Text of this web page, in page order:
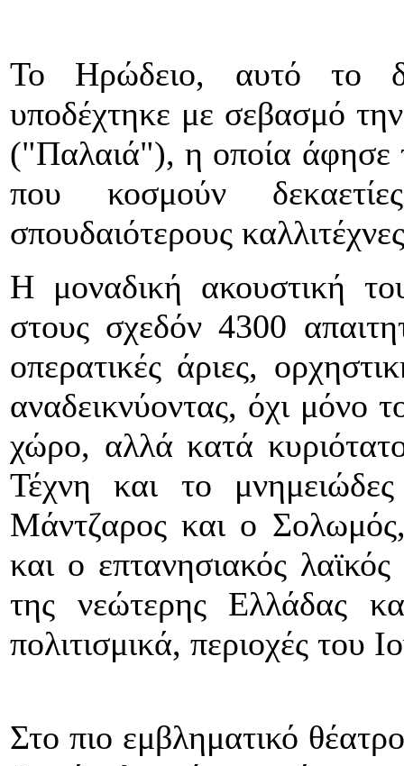
Το Ηρώδειο, αυτό το
υποδέχτηκε με σεβασμό
("Παλαιά"), η οποία άφησε
που κοσμούν
σπουδαιότερους
Η μοναδική ακουστική
στους σχεδόν 4300
οπερατικές άριες,
αναδεικνύοντας, όχι μόνο
χώρο, αλλά κατά
Τέχνη και το
Μάντζαρος και ο
και ο επτανησιακός
της νεώτερης Ελλάδας
πολιτισμικά, περιοχές του
Στο πιο εμβληματικό